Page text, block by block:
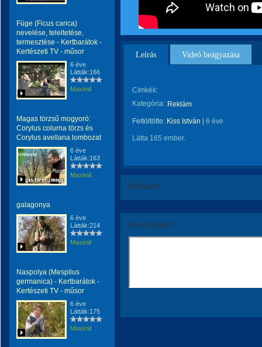
Füge (Ficus carica)
nevelése, teleltetése,
termesztése - Kertbarátok -
Kertészeti TV - műsor
6 éve
Látták:166
Maximil
Magas törzsű mogyoró:
Corylus colurna törzs és
Corylus avellana lombozat
6 éve
Látták:163
Maximil
galagonya
6 éve
Látták:214
Maximil
Naspolya (Mespilus
germanica) - Kertbarátok -
Kertészeti TV - műsor
6 éve
Látták:175
Maximil
Leírás Videó beágyazása
Címkék:
Kategória: Reklám
Feltöltötte: Kiss István 6 éve
Látta 165 ember.
Értékeld!
Kommentáld!